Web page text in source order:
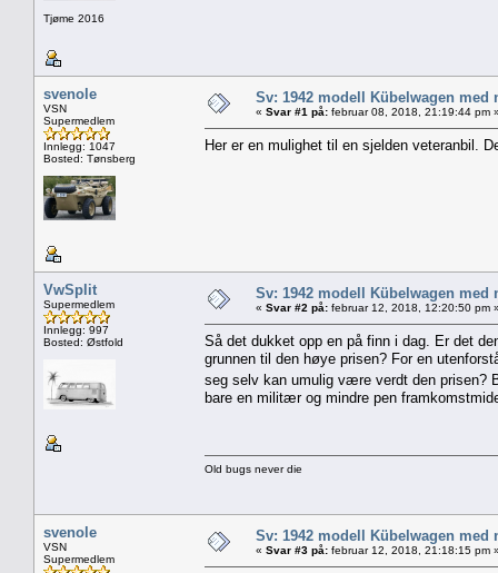
Tjøme 2016
svenole
VSN
Supermedlem
Innlegg: 1047
Bosted: Tønsberg
Sv: 1942 modell Kübelwagen
« Svar #1 på: februar 08, 2018, 21:19:44 pm
Her er en mulighet til en sjelden veteranbil.
VwSplit
Supermedlem
Innlegg: 997
Bosted: Østfold
Sv: 1942 modell Kübelwagen
« Svar #2 på: februar 12, 2018, 12:20:50 pm
Så det dukket opp en på finn i dag. Er det
grunnen til den høye prisen? For en
seg selv kan umulig være verdt den prisen?
bare en militær og mindre pen
Old bugs never die
svenole
VSN
Supermedlem
Sv: 1942 modell Kübelwagen
« Svar #3 på: februar 12, 2018, 21:18:15 pm